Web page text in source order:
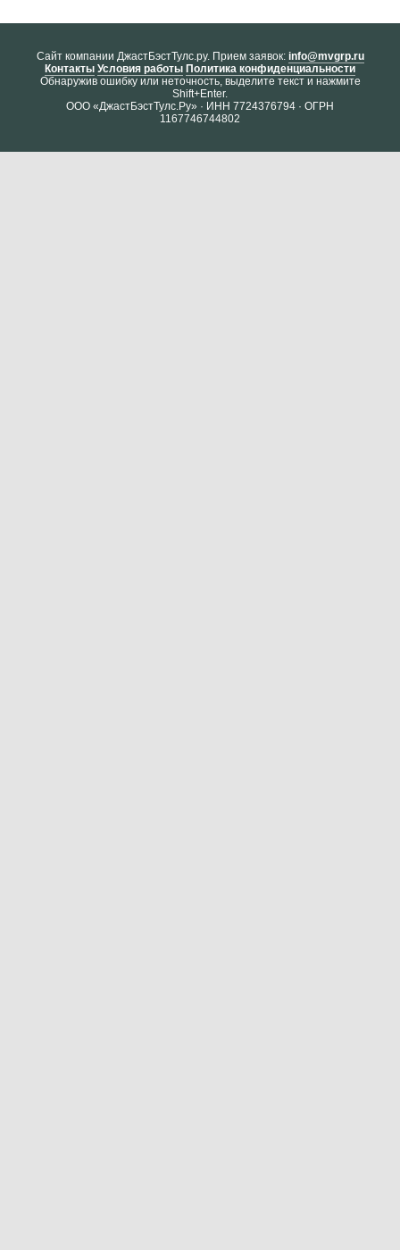
Cайт компании ДжастБэстТулс.ру. Прием заявок: info@mvgrp.ru
Контакты Условия работы Политика конфиденциальности
Обнаружив ошибку или неточность, выделите текст и нажмите
Shift+Enter.
ООО «ДжастБэстТулс.Ру» · ИНН 7724376794 · ОГРН
1167746744802